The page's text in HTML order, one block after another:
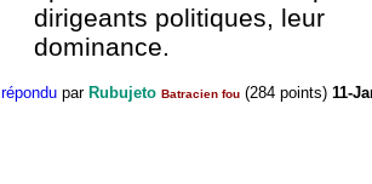
dirigeants politiques, leur
dominance.
répondu par Rubujeto Batracien fou (284 points) 11-